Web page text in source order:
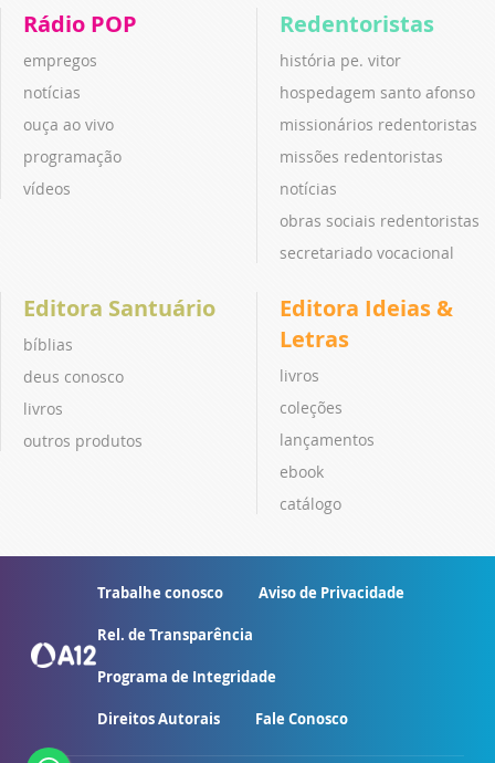
Rádio POP
empregos
notícias
ouça ao vivo
programação
vídeos
Redentoristas
história pe. vitor
hospedagem santo afonso
missionários redentoristas
missões redentoristas
notícias
obras sociais redentoristas
secretariado vocacional
Editora Santuário
bíblias
deus conosco
livros
outros produtos
Editora Ideias &
Letras
livros
coleções
lançamentos
ebook
catálogo
Trabalhe conosco Aviso de Privacidade
Rel. de Transparência
Programa de Integridade
Direitos Autorais Fale Conosco